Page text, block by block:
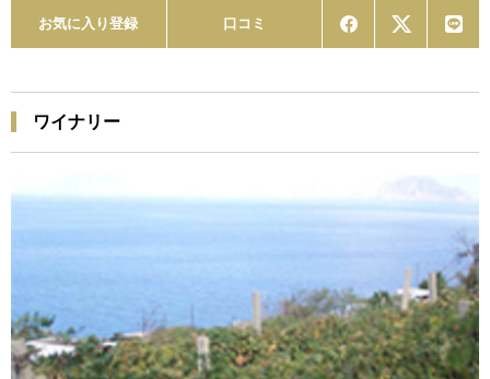
お気に入り登録 口コミ
ワイナリー